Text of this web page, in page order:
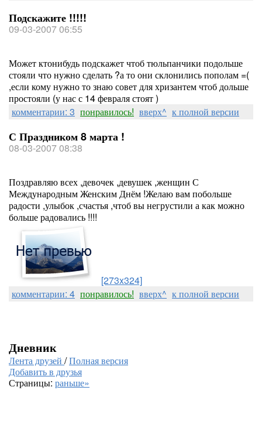
Подскажите !!!!!
09-03-2007 06:55
Может ктонибудь подскажет чтоб тюльпанчики подольше
стояли что нужно сделать ?а то они склонились пополам =(
,если кому нужно то знаю совет для хризантем чтоб дольше
простояли (у нас с 14 февраля стоят )
комментарии: 3 понравилось! вверх^ к полной версии
С Праздником 8 марта !
08-03-2007 08:38
Поздравляю всех ,девочек ,девушек ,женщин С
Международным Женским Днём !Желаю вам побольше
радости ,улыбок ,счастья ,чтоб вы негрустили а как можно
больше радовались !!!!
[273x324]
комментарии: 4 понравилось! вверх^ к полной версии
Дневник
Лента друзей /Полная версия
Добавить в друзья
Страницы: раньше»